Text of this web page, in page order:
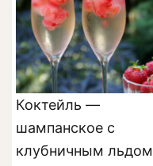
Коктейль —
шампанское с
клубничным льдом